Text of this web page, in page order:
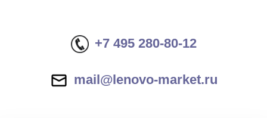
+7 495 280-80-12
mail@lenovo-market.ru